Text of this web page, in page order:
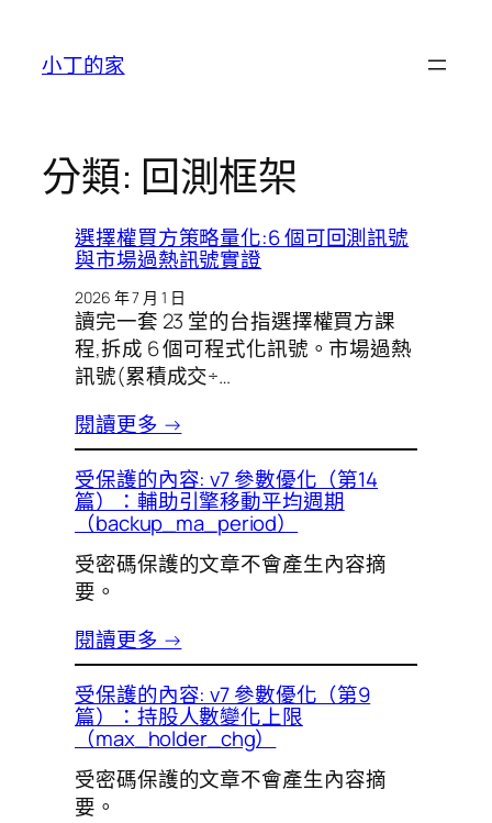
小丁的家
分類: 回測框架
選擇權買方策略量化:6 個可回測訊號
與市場過熱訊號實證
2026 年 7 月 1 日
讀完一套 23 堂的台指選擇權買方課
程,拆成 6 個可程式化訊號。市場過熱
訊號(累積成交÷…
閱讀更多 →
受保護的內容: v7 參數優化（第14
篇）：輔助引擎移動平均週期
（backup_ma_period）
受密碼保護的文章不會產生內容摘
要。
閱讀更多 →
受保護的內容: v7 參數優化（第9
篇）：持股人數變化上限
（max_holder_chg）
受密碼保護的文章不會產生內容摘
要。